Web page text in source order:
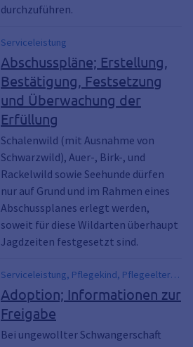
durchzuführen.
Serviceleistung
Abschusspläne; Erstellung,
Bestätigung, Festsetzung
und Überwachung der
Erfüllung
Schalenwild (mit Ausnahme von
Schwarzwild), Auer-, Birk-, und
Rackelwild sowie Seehunde dürfen
nur auf Grund und im Rahmen eines
Abschussplanes erlegt werden,
soweit für diese Wildarten überhaupt
Jagdzeiten festgesetzt sind.
Serviceleistung, Pflegekind, Pflegeeltern,
Adoptionsbewertung , adoption
datenschutzhinweise
Adoption; Informationen zur
Freigabe
Bei ungewollter Schwangerschaft